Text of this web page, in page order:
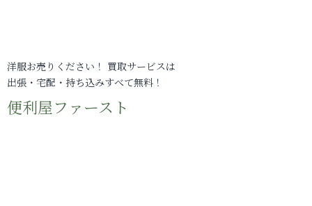
洋服お売りください！ 買取サービスは
出張・宅配・持ち込みすべて無料！
便利屋ファースト